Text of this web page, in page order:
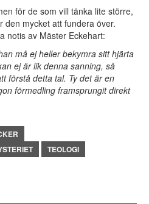
för de som vill tänka lite större,
den mycket att fundera över.
notis av Mäster Eckehart:
må ej heller bekymra sitt hjärta
ej är lik denna sanning, så
förstå detta tal. Ty det är en
förmedling framsprungit direkt
TEOLOGI